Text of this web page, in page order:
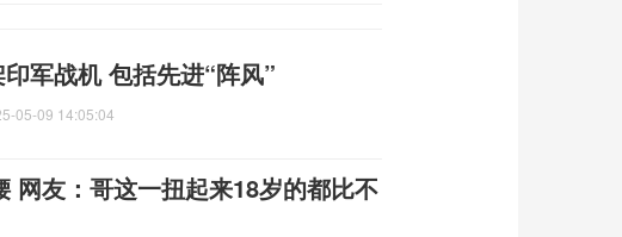
军战机 包括先进“阵风”
05-09 14:05:04
网友：​哥这一扭起来18岁的都比不